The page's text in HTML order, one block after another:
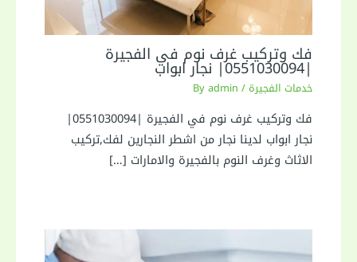
فك وتركيب غرف نوم في الفجيرة
|0551030094| نجار ابواب
خدمات الفجيرة / By
admin
فك وتركيب غرف نوم في الفجيرة |0551030094|
نجار ابواب لدينا نجار من اشطر النجارين لفك,تركيب
الاثاث وغرف النوم بالفجيرة والامارات […]